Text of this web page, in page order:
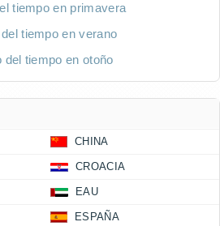
tiempo en primavera
tiempo en verano
del tiempo en otoño
CHINA
CROACIA
EAU
ESPAÑA